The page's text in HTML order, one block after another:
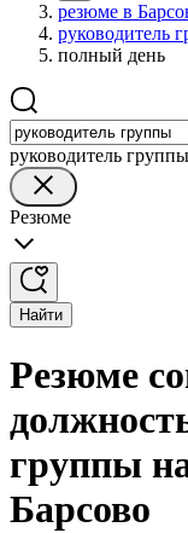
резюме в
руководитель
полный день
руководитель группы
Резюме
Найти
Резюме
группы
Барсово